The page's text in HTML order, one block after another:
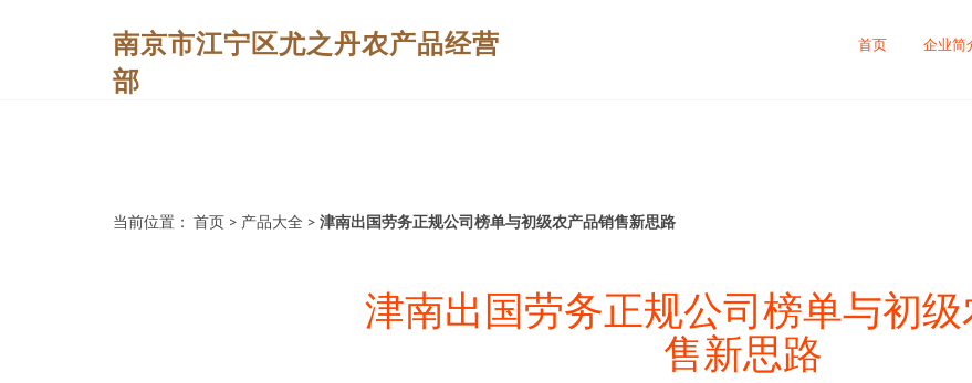
南京市江宁区尤之丹农产品经营
部
首页 企业简
当前位置： 首页 > 产品大全 > 津南出国劳务正规公司榜单与初级农产品销售新思路
津南出国劳务正规公司榜单与初
售新思路